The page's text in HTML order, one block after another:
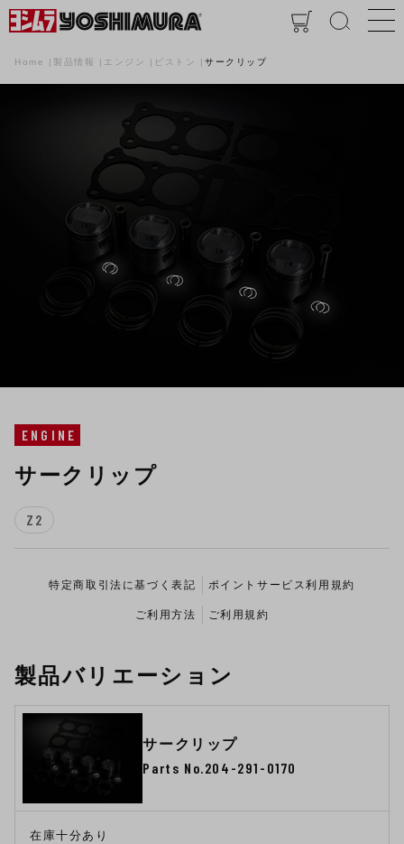
Home 製品情報 エンジン ピストン サークリップ
ENGINE
サークリップ
Z2
特定商取引法に基づく表記 ポイントサービス利用規約
ご利用方法 ご利用規約
製品バリエーション
サークリップ
Parts No.204-291-0170
在庫十分あり